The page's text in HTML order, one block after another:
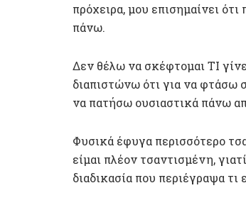
πρόχειρα, μου επισημαίνει
πάνω.
Δεν θέλω να σκέφτομαι ΤΙ
διαπιστώνω ότι για να φτάσω
να πατήσω ουσιαστικά πάνω
Φυσικά έφυγα περισσότερο
είμαι πλέον τσαντισμένη,
διαδικασία που περιέγραψα τι